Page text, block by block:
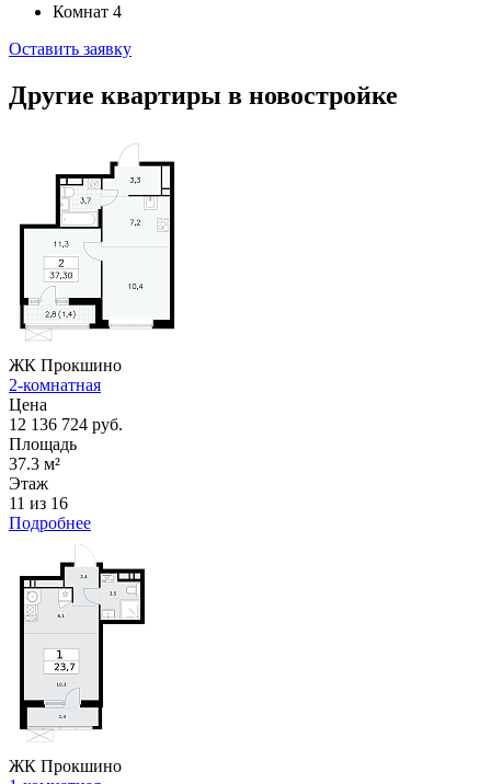
Комнат 4
Оставить заявку
Другие квартиры в новостройке
ЖК Прокшино
2-комнатная
Цена
12 136 724 руб.
Площадь
37.3 м²
Этаж
11 из 16
Подробнее
ЖК Прокшино